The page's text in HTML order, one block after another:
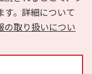
す。詳細について
の取り扱いについ
運営会社
い合わせ